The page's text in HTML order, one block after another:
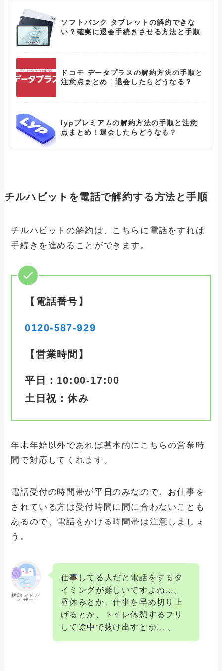
ソフトバンク タブレットの解約できな
い？確実に退会手続きさせる方法と手順
ドコモ データプラスの解約方法の手順と
注意点まとめ！退会したらどうなる？
lypプレミアムの解約方法の手順と注意
点まとめ！退会したらどうなる？
続きさせる方法と手順
ヌードフュージョン解約できない？確実
ドクターチルの解約方法の手順と注意点
まとめ！退会したらどうなる？
手続きさせる方法と手順
winskinの解約できない？確実に退会手
チルハビットを電話で解約する方法と手順
チルハビットの解約は、こちらに電話をすれば
手続きを進めることができます。
【電話番号】
0120-587-929
【営業時間】
平日：10:00-17:00
土日祝：休み
年末年始以外であれば基本的にこちらの営業時
間で対応してくれます。
電話受付の時間帯が平日のみなので、お仕事を
されている方は受付時間に間に合わないことも
あるので、電話をかける時間帯は注意しましょ
う。
解約アドバ
イザー
仕事してる人だと電話をするタ
イミングが難しいですよね...。
昼休みとか、仕事を早め切り上
げるとか、トイレ休憩するフリ
して途中で抜け出すとか... 。